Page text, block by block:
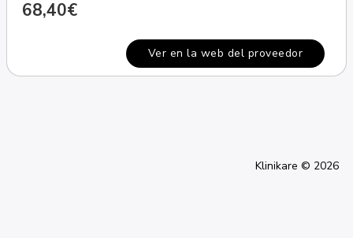
68,40€
Ver en la web del proveedor
Klinikare © 2026